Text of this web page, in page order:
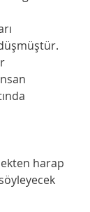
harap